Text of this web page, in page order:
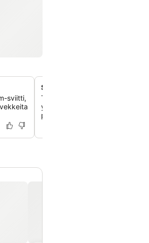
sviitti,
Suomenlahden
Tutustu laajaan
ympäröivät kiinteistöä, tarjoten
panoraamanäkymät saaristoon.